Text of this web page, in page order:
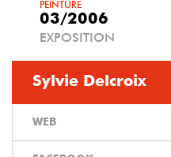
PEINTURE
03/2006
EXPOSITION
Sylvie Delcroix
WEB